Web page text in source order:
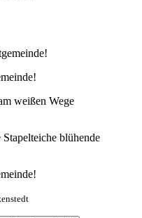
weißen Wege